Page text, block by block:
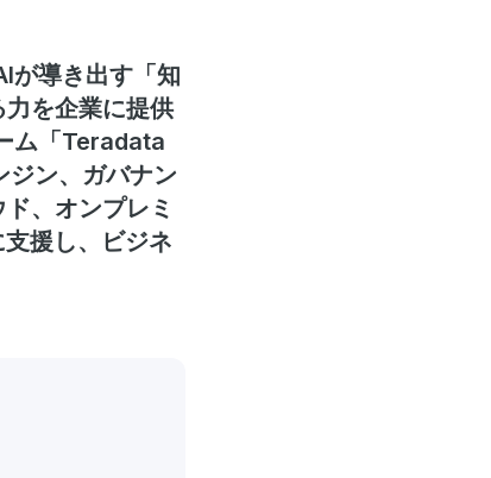
が導き出す「知
を企業に提供
ム「Teradata
ン、ガバナン
、オンプレミ
援し、ビジネ